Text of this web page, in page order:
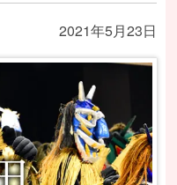
2021年5月23日